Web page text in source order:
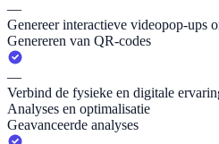
—
Genereer interactieve videopop-ups
Genereren van QR-codes
—
Verbind de fysieke en digitale
Analyses en optimalisatie
Geavanceerde analyses